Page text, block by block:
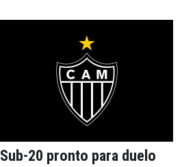
Sub-20 pronto para duelo